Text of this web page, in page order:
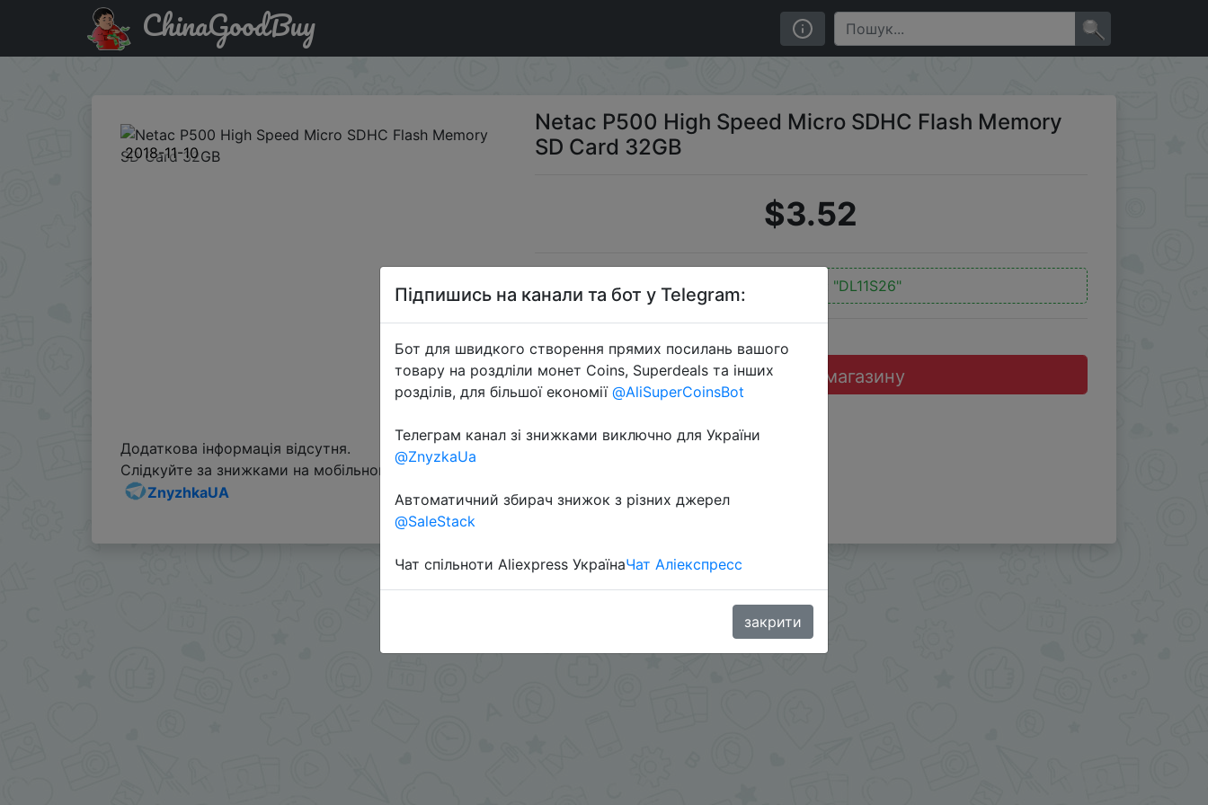
Придбати по знижці DL11S26 Netac P500 High Speed Micro SDHC Flash Memory SD Card 32GB
ChinaGoodBuy
2018-11-10
Netac P500 High Speed Micro SDHC Flash Memory
SD Card 32GB
$3.52
"DL11S26"
Перейти до магазину
Додаткова інформація відсутня.
Слідкуйте за знижками на мобільному, в телеграм каналі:
ZnyzhkaUA
Підпишись на канали та бот у Telegram:
Бот для швидкого створення прямих посилань вашого
товару на роздліли монет Coins, Superdeals та інших
розділів, для більшої економії @AliSuperCoinsBot
Телеграм канал зі знижками виключно для України
@ZnyzkaUa
Автоматичний збирач знижок з різних джерел
@SaleStack
Чат спільноти Aliexpress УкраїнаЧат Аліекспресс
закрити